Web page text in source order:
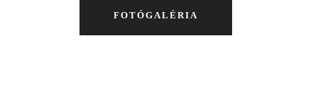
FOTÓGALÉRIA